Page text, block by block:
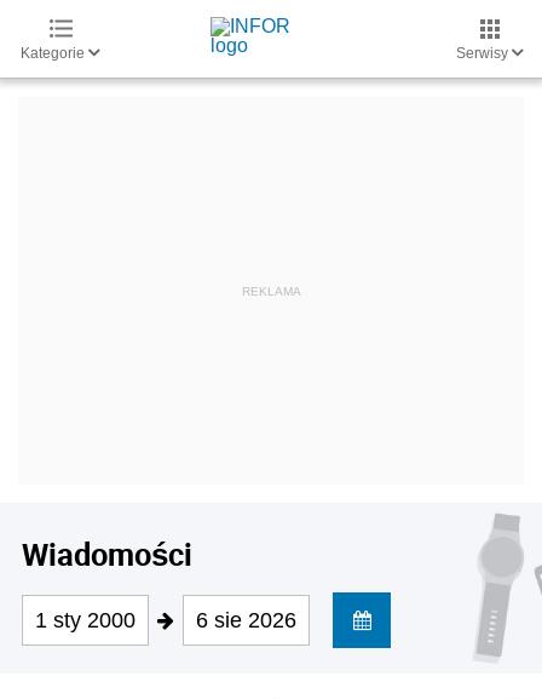
Kategorie Serwisy
Wiadomości
1 sty 2000 6 sie 2026